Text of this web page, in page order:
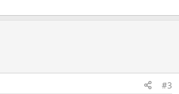
#3